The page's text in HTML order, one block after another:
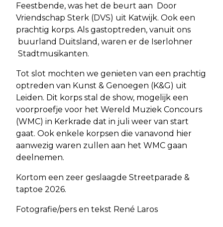
Feestbende, was het de beurt aan Door
Vriendschap Sterk (DVS) uit Katwijk. Ook een
prachtig korps. Als gastoptreden, vanuit ons
buurland Duitsland, waren er de Iserlohner
Stadtmusikanten.
Tot slot mochten we genieten van een prachtig
optreden van Kunst & Genoegen (K&G) uit
Leiden. Dit korps stal de show, mogelijk een
voorproefje voor het Wereld Muziek Concours
(WMC) in Kerkrade dat in juli weer van start
gaat. Ook enkele korpsen die vanavond hier
aanwezig waren zullen aan het WMC gaan
deelnemen.
Kortom een zeer geslaagde Streetparade &
taptoe 2026.
Fotografie/pers en tekst René Laros